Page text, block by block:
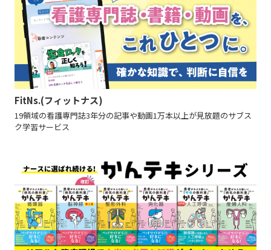
FitNs.(フィットナス)
19領域の看護専門誌3年分の記事や動画1万本以上が見放題のサブス
ク学習サービス